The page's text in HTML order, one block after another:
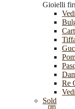
Gioielli
Re
Sold